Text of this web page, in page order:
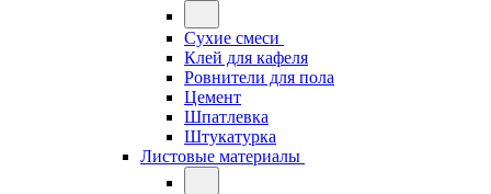
Сухие смеси
Клей для кафеля
Ровнители для пола
Цемент
Шпатлевка
Штукатурка
Листовые материалы